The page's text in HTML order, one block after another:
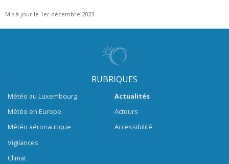
Mis à jour le 1er décembre 2023
RUBRIQUES
Météo au Luxembourg
Météo en Europe
Météo aéronautique
Vigilances
Climat
Actualités
Acteurs
Accessibilité